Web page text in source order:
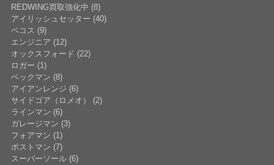
REDWING買取強化中 (8)
アイリッシュセッター (40)
ペコス (9)
エンジニア (12)
オックスフォード (22)
ロガー (1)
ベックマン (8)
アイアンレンジ (6)
サイドゴア（ロメオ） (2)
ラインマン (6)
ガレージマン (3)
フォアマン (1)
ポストマン (7)
スーパーソール (6)